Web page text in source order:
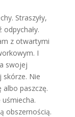
Straszyły,
odpychały.
z otwartymi
I
swojej
skórze. Nie
paszczę.
obszernością.